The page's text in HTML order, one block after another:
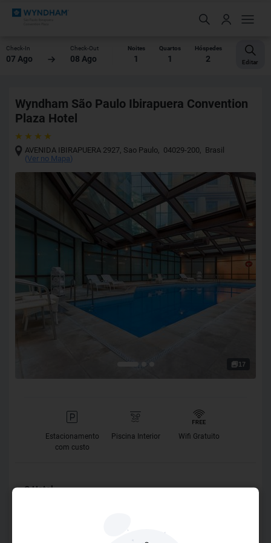
Check-In
07 Ago
Check-Out
08 Ago
Noites
1
Quartos
1
Hóspedes
2 Editar
Wyndham São Paulo Ibirapuera Convention
Plaza Hotel
AVENIDA IBIRAPUERA 2927, Sao Paulo, 04029-200, Brasil
(Ver no Mapa)
17
Estacionamento
com custo
Piscina Interior Wifi Gratuito
O Hotel
tranquilos, arborizados e com melhor qualidade de vida na